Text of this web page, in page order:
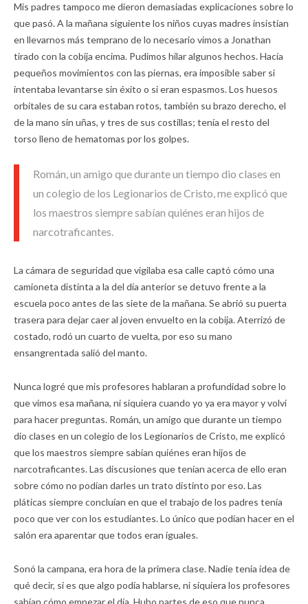
Mis padres tampoco me dieron demasiadas explicaciones sobre lo
que pasó. A la mañana siguiente los niños cuyas madres insistían
en llevarnos más temprano de lo necesario vimos a Jonathan
tirado con la cobija encima. Pudimos hilar algunos hechos. Hacía
pequeños movimientos con las piernas, era imposible saber si
intentaba levantarse sin éxito o si eran espasmos. Los huesos
orbitales de su cara estaban rotos, también su brazo derecho, el
de la mano sin uñas, y tres de sus costillas; tenía el resto del
torso lleno de hematomas por los golpes.
Román, un amigo que durante un tiempo dio clases en
un colegio de los Legionarios de Cristo, me explicó que
los maestros siempre sabían quiénes eran hijos de
narcotraficantes.
La cámara de seguridad que vigilaba esa calle captó cómo una
camioneta distinta a la del día anterior se detuvo frente a la
escuela poco antes de las siete de la mañana. Se abrió su puerta
trasera para dejar caer al joven envuelto en la cobija. Aterrizó de
costado, rodó un cuarto de vuelta, por eso su mano
ensangrentada salió del manto.
Nunca logré que mis profesores hablaran a profundidad sobre lo
que vimos esa mañana, ni siquiera cuando yo ya era mayor y volví
para hacer preguntas. Román, un amigo que durante un tiempo
dio clases en un colegio de los Legionarios de Cristo, me explicó
que los maestros siempre sabían quiénes eran hijos de
narcotraficantes. Las discusiones que tenían acerca de ello eran
sobre cómo no podían darles un trato distinto por eso. Las
pláticas siempre concluían en que el trabajo de los padres tenía
poco que ver con los estudiantes. Lo único que podían hacer en el
salón era aparentar que todos eran iguales.
Sonó la campana, era hora de la primera clase. Nadie tenía idea de
qué decir, si es que algo podía hablarse, ni siquiera los profesores
sabían cómo empezar el día. Hubo partes de eso que nunca